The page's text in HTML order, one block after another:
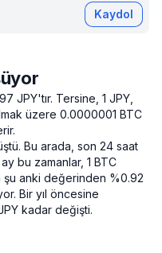
Kaydol
JPY'tır. Tersine, 1 JPY,
üzere 0.0000001 BTC
Bu arada, son 24 saat
bu zamanlar, 1 BTC
şu anki değerinden %0.92
Bir yıl öncesine
kadar değişti.